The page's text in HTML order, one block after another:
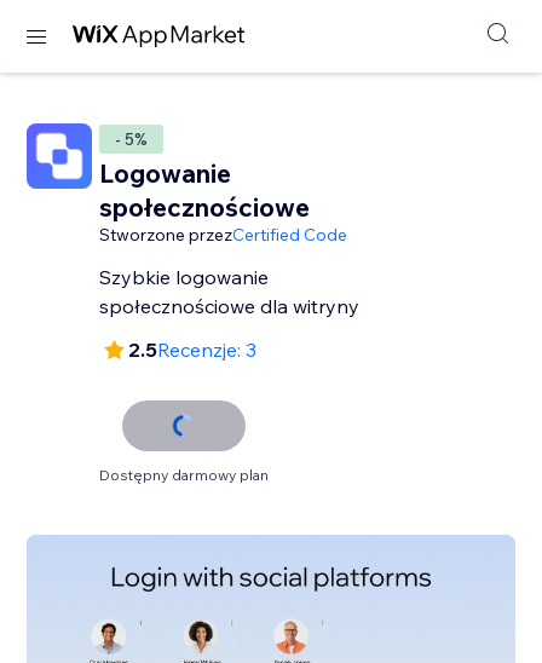
- 5%
Logowanie
społecznościowe
Stworzone przezCertified Code
Szybkie logowanie
społecznościowe dla witryny
2.5Recenzje: 3
Dostępny darmowy plan